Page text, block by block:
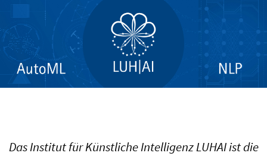
Das Institut für Künstliche Intelligenz LUHAI ist die